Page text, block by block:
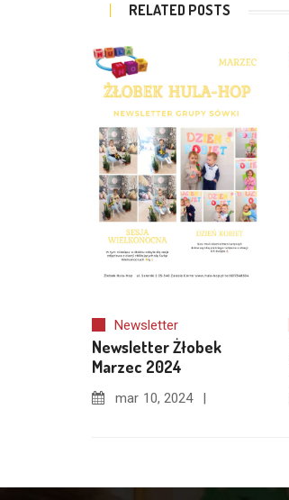
RELATED POSTS
Newsletter
Newsletter Żłobek
Marzec 2024
mar 10, 2024